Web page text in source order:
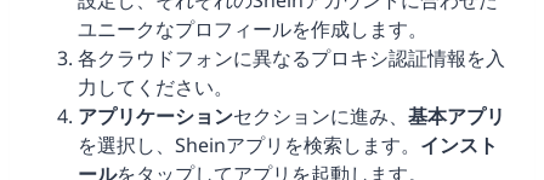
ユニークなプロフィールを作成します。
各クラウドフォンに異なるプロキシ認証情報を入
力してください。
アプリケーションセクションに進み、 基本アプリ
を選択し、Sheinアプリを検索します。 インスト
ールをタップしてアプリを起動します。